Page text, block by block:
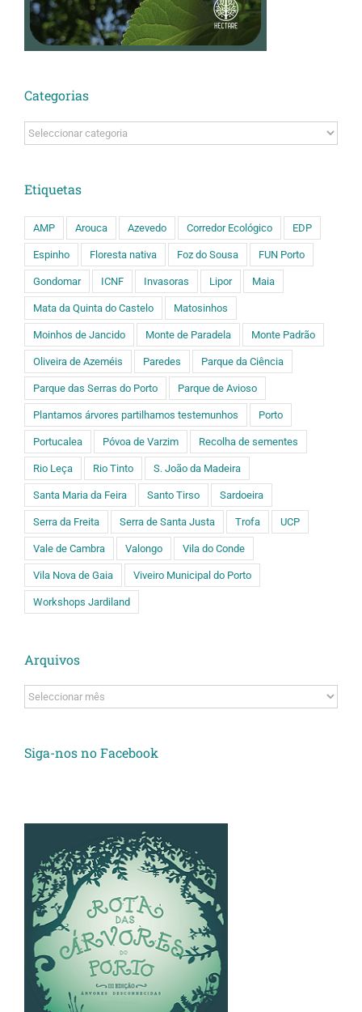
Categorias
Categorias
Etiquetas
AMP Arouca Azevedo Corredor Ecológico EDP
Espinho Floresta nativa Foz do Sousa FUN Porto
Gondomar ICNF Invasoras Lipor Maia
Mata da Quinta do Castelo Matosinhos
Moinhos de Jancido Monte de Paradela Monte Padrão
Oliveira de Azeméis Paredes Parque da Ciência
Parque das Serras do Porto Parque de Avioso
Plantamos árvores partilhamos testemunhos Porto
Portucalea Póvoa de Varzim Recolha de sementes
Rio Leça Rio Tinto S. João da Madeira
Santa Maria da Feira Santo Tirso Sardoeira
Serra da Freita Serra de Santa Justa Trofa UCP
Vale de Cambra Valongo Vila do Conde
Vila Nova de Gaia Viveiro Municipal do Porto
Workshops Jardiland
Arquivos
Arquivos
Siga-nos no Facebook